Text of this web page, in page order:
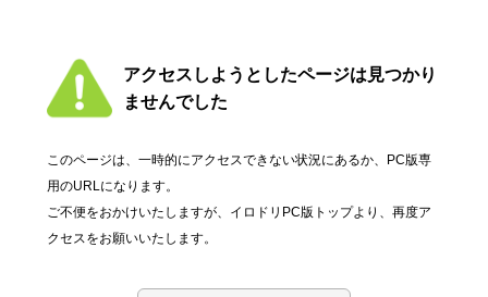
アクセスしようとしたページは見つかり
ませんでした
このページは、一時的にアクセスできない状況にあるか、PC版専
用のURLになります。
ご不便をおかけいたしますが、イロドリPC版トップより、再度ア
クセスをお願いいたします。